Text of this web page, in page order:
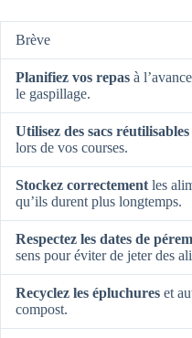
Brève
Planifiez vos repas à
le gaspillage.
Utilisez des sacs réutilisables
lors de vos courses.
Stockez correctement les
qu’ils durent plus longtemps.
Respectez les dates de
sens pour éviter de jeter des
Recyclez les épluchures et
compost.